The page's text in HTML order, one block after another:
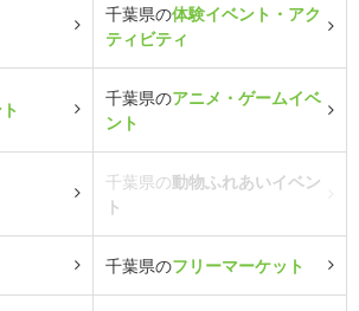
千葉県の体験イベント・アク
ティビティ
千葉県のアニメ・ゲームイベ
ント
千葉県の動物ふれあいイベン
ト
千葉県のフリーマーケット